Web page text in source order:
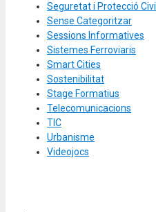
Seguretat i Protecció Civil
Sense Categoritzar
Sessions Informatives
Sistemes Ferroviaris
Smart Cities
Sostenibilitat
Stage Formatius
Telecomunicacions
TIC
Urbanisme
Videojocs